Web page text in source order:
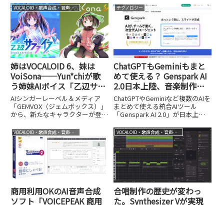
DSP、AI×オーディオ、MIDI 2.0
など最前線の話題や、
Dreamtonics開発のAI同時通訳シ
ステムまで詳しく紹介します。
気キャラの歌声に一発変換できる
手軽さが魅力です。
VOCALOID・歌声合成・音声合成
姉はVOCALOID 6、妹は
VoiSona──Yun*chiが歌
う姉妹AIボイス「乙辺サフ
ァイア」「乙辺ヒスイ」誕
生。アニメ化も視野に展開
AIシンガーレーベル＆メディア
「GEMVOX（ジェムボックス）」
から、新たなキャラクターが登場
は、VOCALOID 6のボイスバンク
「乙辺サファイア」とVoiSonaの
ソングボイスライブラリ「乙辺ヒ
スイ」。両...
テクノロジー
ChatGPTもGeminiもまと
めて使える？ Genspark AI
2.0日本上陸、音楽制作に
も効く統合AIを検証
ChatGPTやGeminiなど複数のAIを
まとめて使える統合AIツール
「Genspark AI 2.0」が日本上陸
検証します。
VOCALOID・歌声合成・音声合成
商用利用OKのAI音声合成
ソフト「VOICEPEAK 商用
VOCALOID・歌声合成・音声合成
合唱制作の歴史が変わっ
た。Synthesizer Vが実現